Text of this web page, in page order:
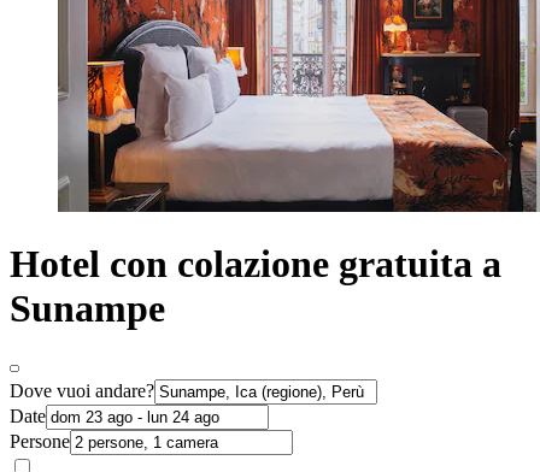
Hotel con colazione gratuita a
Sunampe
Dove vuoi andare?
Date
Persone